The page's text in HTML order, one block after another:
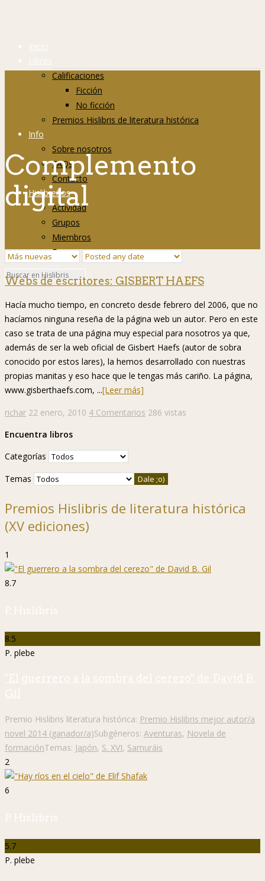
Inicio
Libros
Calificaciones
Ficción
No ficción
Premios Hislibris de literatura histórica
Info
Sobre nosotros
FAQs
Contacto
Hislibreños
Actividad
Grupos
Miembros
Foro
Complemento
digital
Webs de escritores: GISBERT HAEFS
Hacía mucho tiempo, en concreto desde febrero del 2006, que no
hacíamos ninguna reseña de la página web un autor. Pero en este
caso se trata de una página muy especial para nosotros ya que,
además de ser la web oficial de Gisbert Haefs (autor de sobra
conocido por estos lares), la hemos desarrollado con nuestras
propias manitas y eso hace que le tengas más cariño. La página,
www.gisberthaefs.com, ...[Leer más]
richar 22 enero, 2010 4 Comentarios 286 vistas
Encuentra libros
Categorías
Temas
Premios Hislibris de literatura histórica
(XV ediciones)
1
8.7
P. Hislibris
8.5
P. plebe
"El guerrero a la sombra del cerezo" de David B.
Gil
Premio Hislibris literatura histórica: Premio Hislibris mejor autor/a
novel 2014 (ganador/a)Subgéneros: Aventuras, Novela de
formaciónTemas: Japón, S. XVI, Samuráis
2
6
P. Hislibris
5.7
P. plebe